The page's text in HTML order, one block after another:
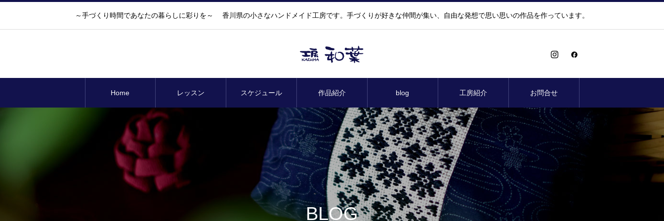
～手づくり時間であなたの暮らしに彩りを～ 香川県の小さなハンドメイド工房です。手づくりが好きな仲間が集い、自由な発想で思い思いの作品を作っています。
Home レッスン スケジュール 作品紹介 blog 工房紹介 お問合せ
BLOG